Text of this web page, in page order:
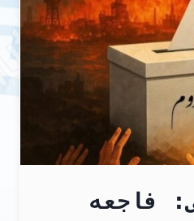
فاجعه